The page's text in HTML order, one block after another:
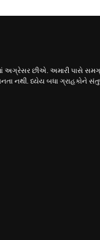
અગ્રેસર છીએ. અમારી પાસે
નથી. ધ્યેય બધા ગ્રાહકોને